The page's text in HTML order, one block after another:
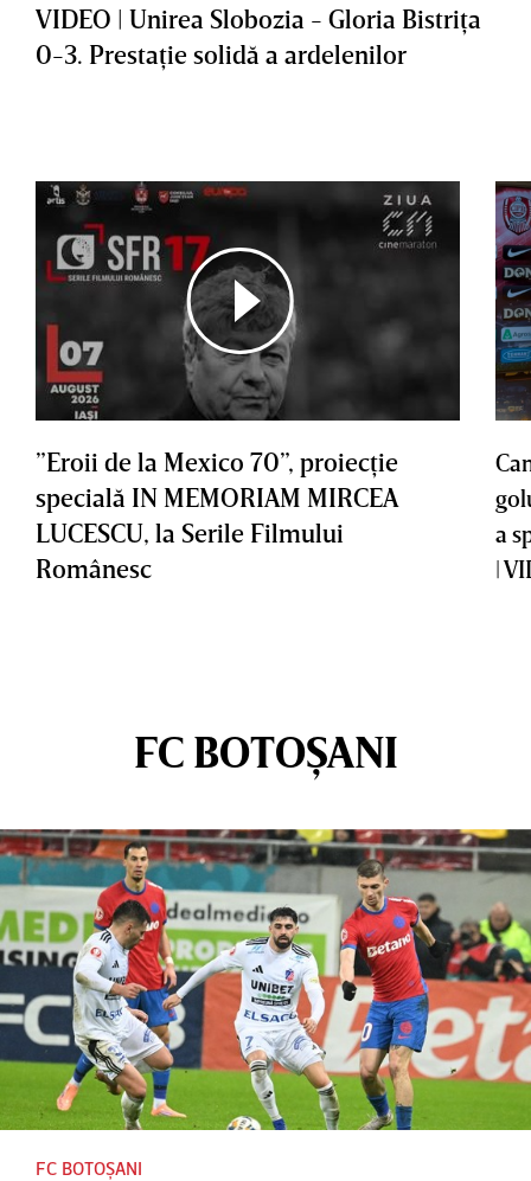
VIDEO | Unirea Slobozia - Gloria Bistriţa
0-3. Prestaţie solidă a ardelenilor
”Eroii de la Mexico 70”, proiecţie
specială IN MEMORIAM MIRCEA
LUCESCU, la Serile Filmului
Românesc
a
|
FC BOTOȘANI
FC BOTOȘANI